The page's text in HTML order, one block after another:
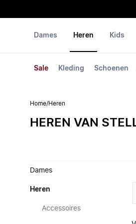
Dames Heren
Sale Kleding Schoenen
Kids
Home/Heren
HEREN VAN
Dames
Heren
Accessoires